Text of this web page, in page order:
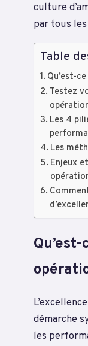
culture
par tous
Table
Qu’est-
Testez
Les 4
Les
Enjeux
démarche
les